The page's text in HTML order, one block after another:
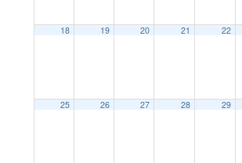
18 19 20 21 22
25 26 27 28 29